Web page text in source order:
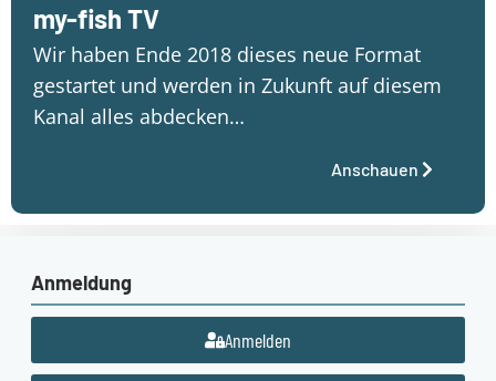
my-fish TV
Wir haben Ende 2018 dieses neue Format
gestartet und werden in Zukunft auf diesem
Kanal alles abdecken…
Anschauen
Anmeldung
Anmelden